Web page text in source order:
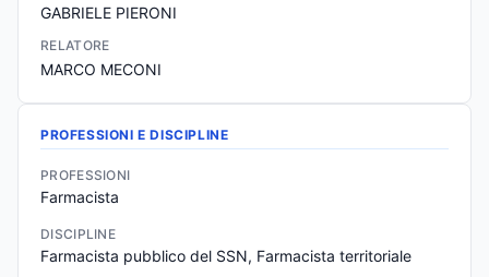
GABRIELE PIERONI
RELATORE
MARCO MECONI
PROFESSIONI E DISCIPLINE
PROFESSIONI
Farmacista
DISCIPLINE
Farmacista pubblico del SSN, Farmacista territoriale